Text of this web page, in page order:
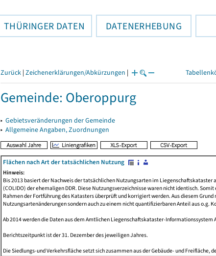
THÜRINGER DATEN DATENERHEBUNG
Zurück | Zeichenerklärungen/Abkürzungen |
Gemeinde: Oberoppurg
▸ Gebietsveränderungen der Gemeinde
▸ Allgemeine Angaben, Zuordnungen
Flächen nach Art der tatsächlichen Nutzung
Hinweis:
Bis 2013 basiert der Nachweis der tatsächlichen Nutzungsarten im
(COLIDO) der ehemaligen DDR. Diese Nutzungsverzeichnisse waren nicht identisch.
Rahmen der Fortführung des Katasters überprüft und korrigiert werden. Aus diesem
Nutzungsartenänderungen sondern auch zu einem nicht quantifizierbaren Anteil aus o.g.
Ab 2014 werden die Daten aus dem Amtlichen Liegenschaftskataster-Informationssystem
Berichtszeitpunkt ist der 31. Dezember des jeweiligen Jahres.
Die Siedlungs-und Verkehrsfläche setzt sich zusammen aus der Gebäude- und